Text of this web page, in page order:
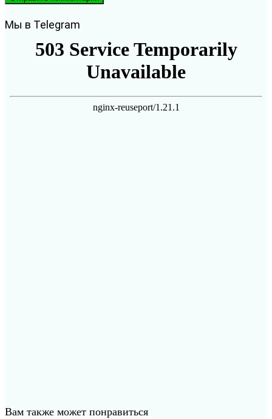
Мы в Telegram
Вам также может понравиться